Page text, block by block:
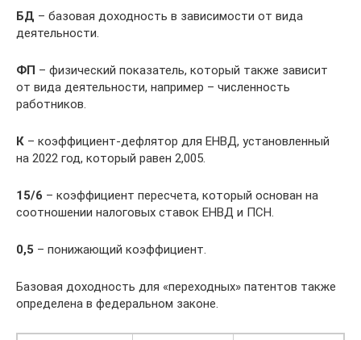
БД – базовая доходность в зависимости от вида
деятельности.
ФП – физический показатель, который также зависит
от вида деятельности, например – численность
работников.
К – коэффициент-дефлятор для ЕНВД, установленный
на 2022 год, который равен 2,005.
15/6 – коэффициент пересчета, который основан на
соотношении налоговых ставок ЕНВД и ПСН.
0,5 – понижающий коэффициент.
Базовая доходность для «переходных» патентов также
определена в федеральном законе.